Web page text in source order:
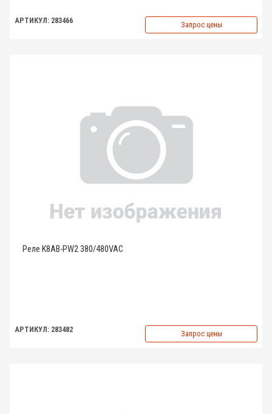
АРТИКУЛ: 283466 Запрос цены
Реле K8AB-PW2 380/480VAC
АРТИКУЛ: 283482 Запрос цены